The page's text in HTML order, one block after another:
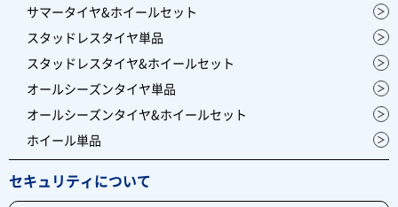
サマータイヤ&ホイールセット
スタッドレスタイヤ単品
スタッドレスタイヤ&ホイールセット
オールシーズンタイヤ単品
オールシーズンタイヤ&ホイールセット
ホイール単品
セキュリティについて